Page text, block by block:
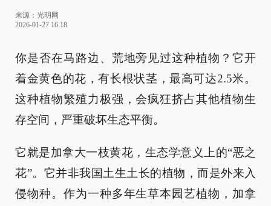
来源： 光明网
2026-01-27 16:18
你是否在马路边、荒地旁见过这种植物？它开
着金黄色的花，有长根状茎，最高可达2.5米。
这种植物繁殖力极强，会疯狂挤占其他植物生
存空间，严重破坏生态平衡。
它就是加拿大一枝黄花，生态学意义上的“恶之
花”。它并非我国土生土长的植物，而是外来入
侵物种。作为一种多年生草本园艺植物，加拿